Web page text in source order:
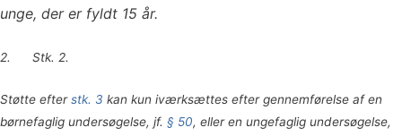
unge, der er fyldt 15 år.
2. Stk. 2.
Støtte efterstk. 3 kan kun iværksættes efter gennemførelse af en
børnefaglig undersøgelse, jf. § 50, eller en ungefaglig undersøgelse,